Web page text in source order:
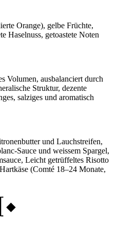
Orange), gelbe Früchte,
Haselnuss, getoastete Noten
Volumen, ausbalanciert durch
Struktur, dezente
salziges und aromatisch
und Lauchstreifen,
Sauce und weissem Spargel,
Leicht getrüffeltes Risotto
(Comté 18–24 Monate,